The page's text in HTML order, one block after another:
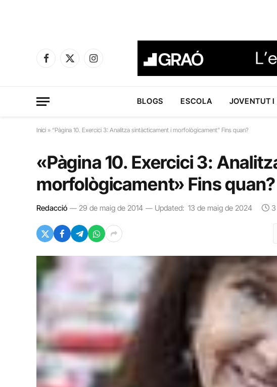
Facebook
X
Instagram
BLOGS ESCOLA JOVENTUT
Inici » “Pàgina 10. Exercici 3: Analitza sintàcticament i morfològicament” Fins quan?
«Pàgina 10. Exercici 3:
morfològicament» Fins quan?
Redacció 29 de maig de 2014 Updated: 13 de maig de 2024